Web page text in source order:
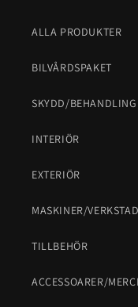
ALLA PRODUKTER
BILVÅRDSPAKET
SKYDD/BEHANDLING
INTERIÖR
EXTERIÖR
MASKINER/VERKSTAD
TILLBEHÖR
ACCESSOARER/